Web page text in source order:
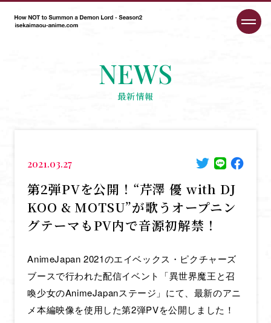
NEWS
最新情報
2021.03.27
第2弾PVを公開！“芹澤 優 with DJ
KOO & MOTSU”が歌うオープニン
グテーマもPV内で音源初解禁！
AnimeJapan 2021のエイベックス・ピクチャーズ
ブースで行われた配信イベント「異世界魔王と召
喚少女のAnimeJapanステージ」にて、最新のアニ
メ本編映像を使用した第2弾PVを公開しました！